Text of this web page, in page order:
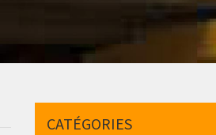
CATÉGORIES